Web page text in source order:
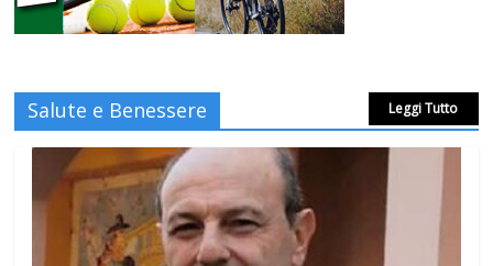
Salute e Benessere Leggi Tutto